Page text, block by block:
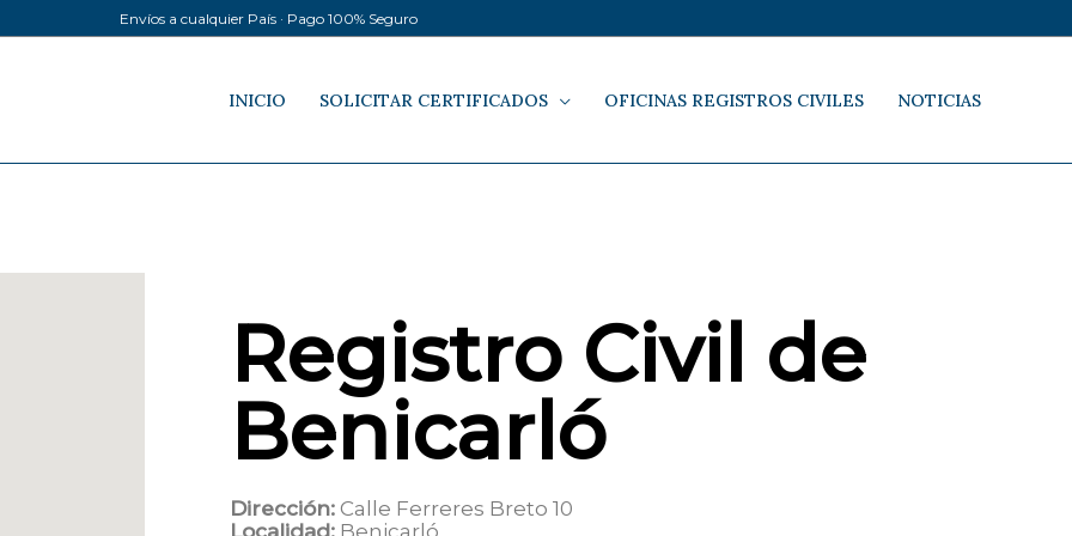
Envíos a cualquier País · Pago 100% Seguro
INICIO SOLICITAR CERTIFICADOS OFICINAS REGISTROS CIVILES NOTICIAS
Registro Civil de
Benicarló
Dirección: Calle Ferreres Breto 10
Localidad: Benicarló